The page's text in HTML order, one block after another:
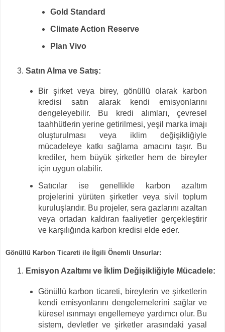
Gold Standard
Climate Action Reserve
Plan Vivo
Satın Alma ve Satış:
Bir şirket veya birey, gönüllü olarak karbon
kredisi satın alarak kendi emisyonlarını
dengeleyebilir. Bu kredi alımları, çevresel
taahhütlerin yerine getirilmesi, yeşil marka imajı
oluşturulması veya iklim değişikliğiyle
mücadeleye katkı sağlama amacını taşır. Bu
krediler, hem büyük şirketler hem de bireyler
için uygun olabilir.
Satıcılar ise genellikle karbon azaltım
projelerini yürüten şirketler veya sivil toplum
kuruluşlarıdır. Bu projeler, sera gazlarını azaltan
veya ortadan kaldıran faaliyetler gerçekleştirir
ve karşılığında karbon kredisi elde eder.
Gönüllü Karbon Ticareti ile İlgili Önemli Unsurlar:
Emisyon Azaltımı ve İklim Değişikliğiyle Mücadele:
Gönüllü karbon ticareti, bireylerin ve şirketlerin
kendi emisyonlarını dengelemelerini sağlar ve
küresel ısınmayı engellemeye yardımcı olur. Bu
sistem, devletler ve şirketler arasındaki yasal